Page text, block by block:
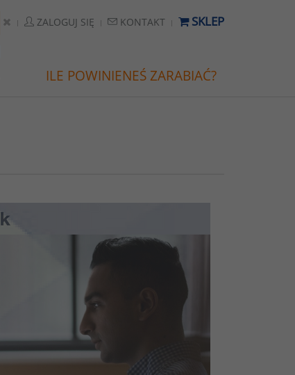
ZALOGUJ SIĘ KONTAKT SKLEP
ILE POWINIENEŚ ZARABIAĆ?